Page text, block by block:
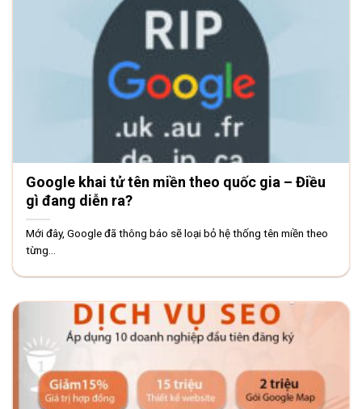
Google khai tử tên miền theo quốc gia – Điều
gì đang diễn ra?
Mới đây, Google đã thông báo sẽ loại bỏ hệ thống tên miền theo
từng...